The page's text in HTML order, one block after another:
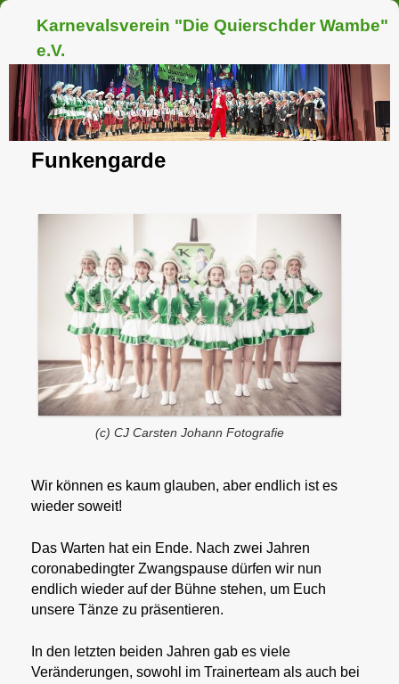
Karnevalsverein "Die Quierschder Wambe"
e.V.
Funkengarde
(c) CJ Carsten Johann Fotografie
Wir können es kaum glauben, aber endlich ist es
wieder soweit!
Das Warten hat ein Ende. Nach zwei Jahren
coronabedingter Zwangspause dürfen wir nun
endlich wieder auf der Bühne stehen, um Euch
unsere Tänze zu präsentieren.
In den letzten beiden Jahren gab es viele
Veränderungen, sowohl im Trainerteam als auch bei